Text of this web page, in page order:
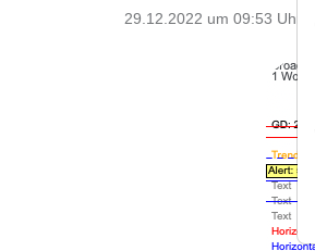
29.12.2022 um 09:53 Uhr